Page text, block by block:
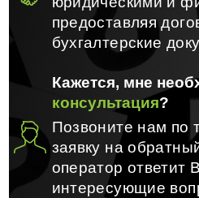
предоставляя
бухгалтерские
Кажется, мне
консультация?
Позвоните нам по
заявку на
оператор ответит
интересующие